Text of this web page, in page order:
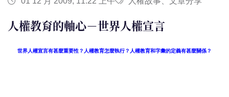
人權教育的軸心－世界人權宣言
世界人權宣言有甚麼重要性？人權教育怎麼執行？人權教育和字彙的定義有甚麼關係？